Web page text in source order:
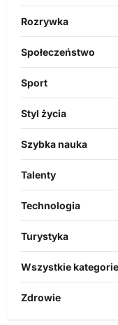
Rozrywka
Społeczeństwo
Sport
Styl życia
Szybka nauka
Talenty
Technologia
Turystyka
Wszystkie kategorie
Zdrowie